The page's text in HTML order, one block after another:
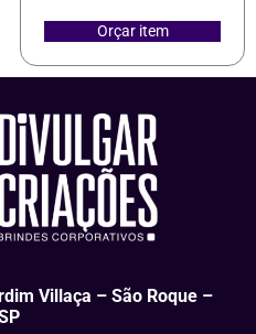
Orçar item
Villaça – São Roque –